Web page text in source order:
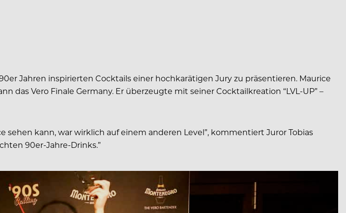
Jahren inspirierten Cocktails einer hochkarätigen Jury zu präsentieren. Maurice
das Vero Finale Germany. Er überzeugte mit seiner Cocktailkreation “LVL-UP” –
sehen kann, war wirklich auf einem anderen Level”, kommentiert Juror Tobias
90er-Jahre-Drinks.”